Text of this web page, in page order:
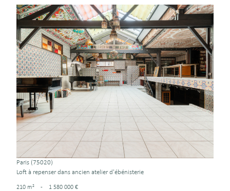
voir le bien
Paris (75020)
Loft à repenser dans ancien atelier d'ébénisterie
210 m² - 1 580 000 €